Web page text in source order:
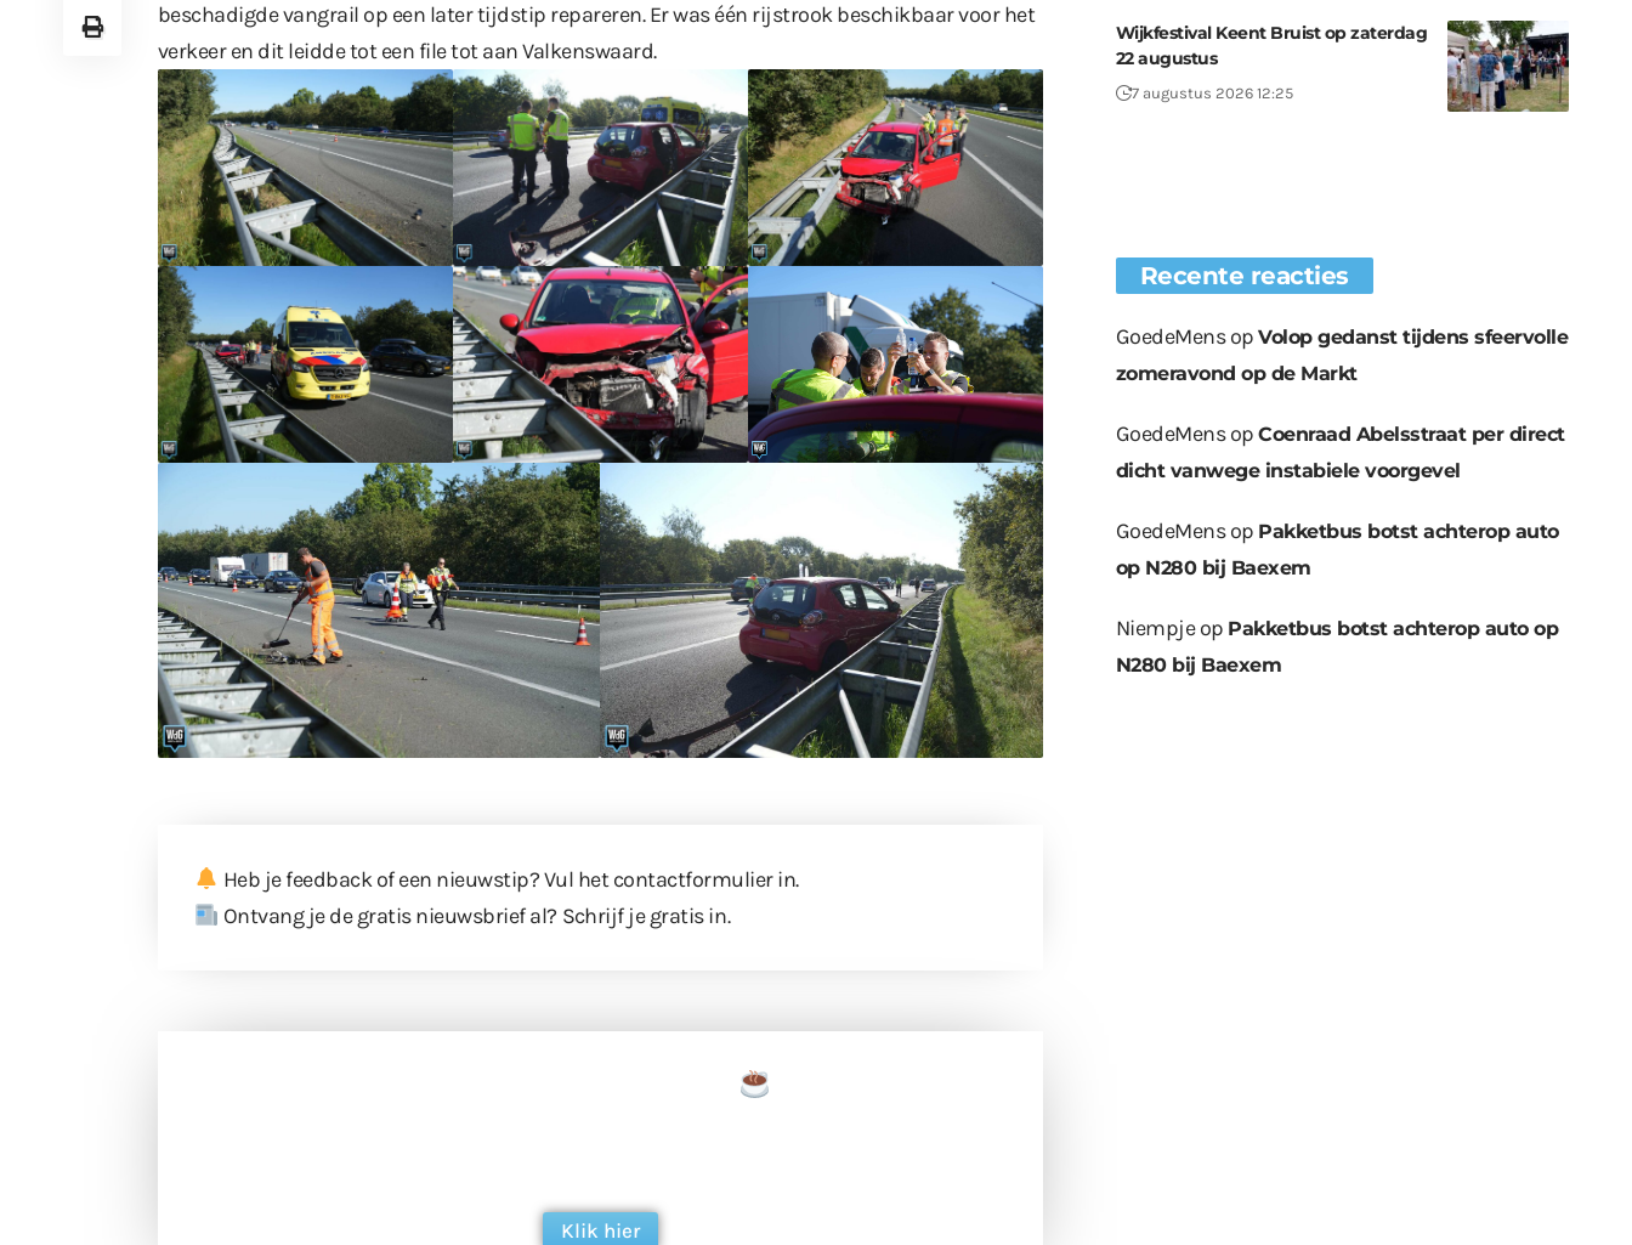
beschadigde vangrail op een later tijdstip repareren. Er was één rijstrook beschikbaar voor het
verkeer en dit leidde tot een file tot aan Valkenswaard.
Heb je feedback of een nieuwstip? Vul het contactformulierin.
Ontvang je de gratis nieuwsbrief al? Schrijf je gratis in.
Klik hier
Wijkfestival Keent Bruist op zaterdag
22 augustus
7 augustus 2026 12:25
Recente reacties
GoedeMensopVolop gedanst tijdens sfeervolle
zomeravond op de Markt
GoedeMensopCoenraad Abelsstraat per direct
dicht vanwege instabiele voorgevel
GoedeMensop Pakketbus botst achterop auto
op N280 bij Baexem
Niempjeop Pakketbus botst achterop auto op
N280 bij Baexem